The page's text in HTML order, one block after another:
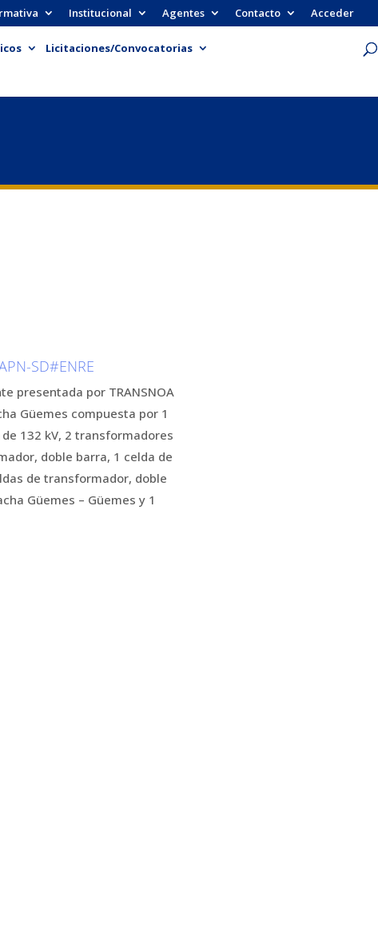
Institucional Agentes Contacto Acceder
Licitaciones/Convocatorias
SD#ENRE
presentada por TRANSNOA
Güemes compuesta por 1
132 kV, 2 transformadores
doble barra, 1 celda de
de transformador, doble
Güemes – Güemes y 1